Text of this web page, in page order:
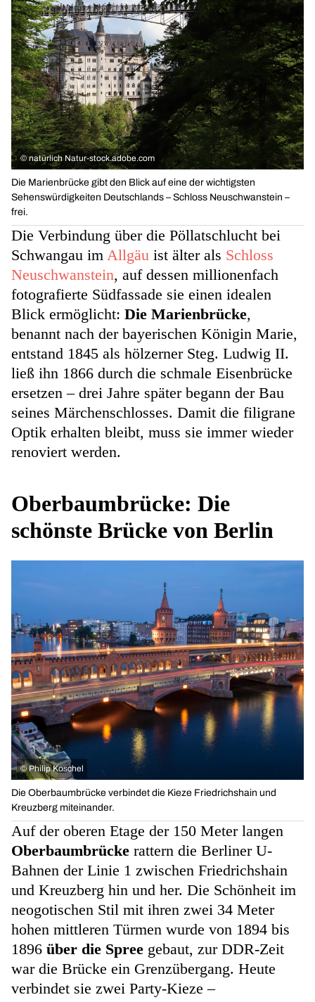
© natürlich Natur-stock.adobe.com
Die Marienbrücke gibt den Blick auf eine der wichtigsten
Sehenswürdigkeiten Deutschlands – Schloss Neuschwanstein –
frei.
Die Verbindung über die Pöllatschlucht bei
Schwangau im Allgäu ist älter als Schloss
Neuschwanstein, auf dessen millionenfach
fotografierte Südfassade sie einen idealen
Blick ermöglicht: Die Marienbrücke,
benannt nach der bayerischen Königin Marie,
entstand 1845 als hölzerner Steg. Ludwig II.
ließ ihn 1866 durch die schmale Eisenbrücke
ersetzen – drei Jahre später begann der Bau
seines Märchenschlosses. Damit die filigrane
Optik erhalten bleibt, muss sie immer wieder
renoviert werden.
Oberbaumbrücke: Die
schönste Brücke von Berlin
© Philip Koschel
Die Oberbaumbrücke verbindet die Kieze Friedrichshain und
Kreuzberg miteinander.
Auf der oberen Etage der 150 Meter langen
Oberbaumbrücke rattern die Berliner U-
Bahnen der Linie 1 zwischen Friedrichshain
und Kreuzberg hin und her. Die Schönheit im
neogotischen Stil mit ihren zwei 34 Meter
hohen mittleren Türmen wurde von 1894 bis
1896 über die Spree gebaut, zur DDR-Zeit
war die Brücke ein Grenzübergang. Heute
verbindet sie zwei Party-Kieze –